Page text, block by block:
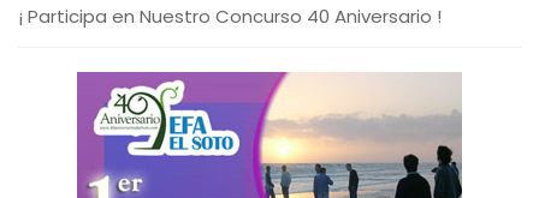
¡ Participa en Nuestro Concurso 40 Aniversario !